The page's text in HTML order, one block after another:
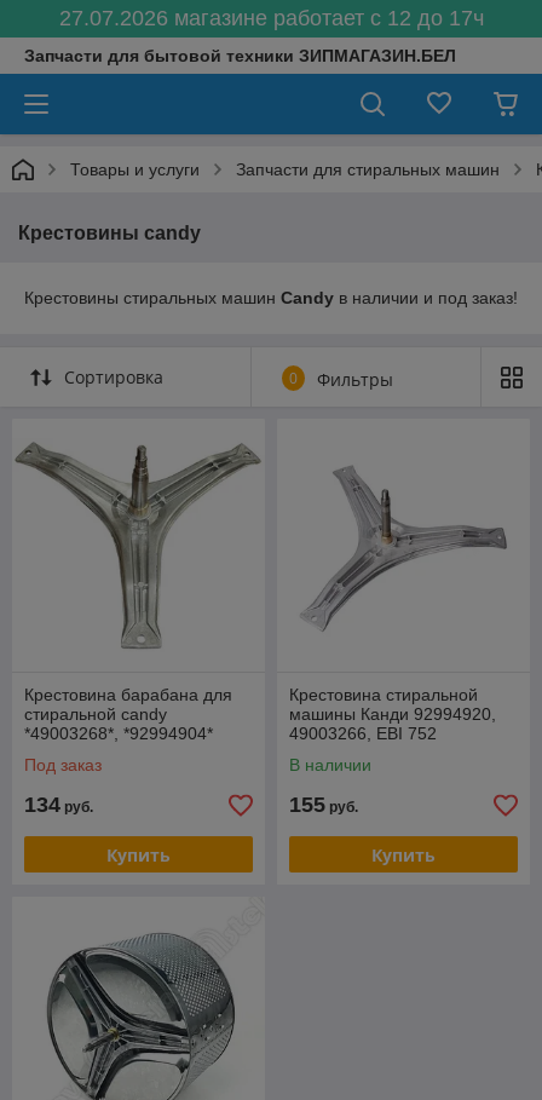
27.07.2026 магазине работает с 12 до 17ч
Запчасти для бытовой техники ЗИПМАГАЗИН.БЕЛ
Товары и услуги Запчасти для стиральных машин
Крестовины candy
Крестовины стиральных машин Candy в наличии и под заказ!
Сортировка 0 Фильтры
Крестовина барабана для
стиральной candy
*49003268*, *92994904*
Под заказ
134 руб.
Купить
Крестовина стиральной
машины Канди 92994920,
49003266, EBI 752
В наличии
155 руб.
Купить